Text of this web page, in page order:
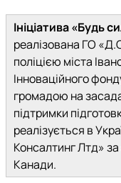
Ініціатива «Будь
реалізована ГО
поліцією міста
Інноваційного
громадою на
підтримки
реалізується в
Консалтинг Лтд»
Канади.